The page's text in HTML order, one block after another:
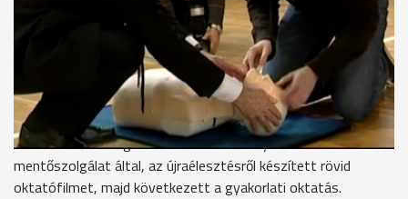
Tóth Gábor, tagintézményvezető - Szombathelyi Műszaki
Szakközépiskola és Kollégium Gépiari Szakképzőiskolája
Az iskola valamennyi tanulója résztfog venni, a szakképző
évfolyamok is. Korábban a tantervben nem volt beépítve, de
nyilván most be fog kerülni a tanteremben is.
A diákok előbb megnézték a Szombathelyi Televízió és a
mentőszolgálat által, az újraélesztésről készített rövid
oktatófilmet, majd következett a gyakorlati oktatás.